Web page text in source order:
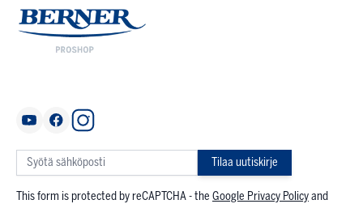
Tilaa uutiskirje
This form is protected by reCAPTCHA - the Google Privacy Policyand